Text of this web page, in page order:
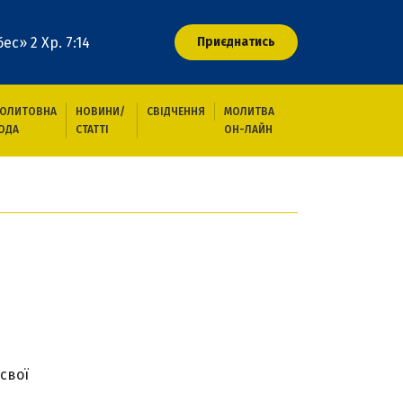
2 Хр. 7:14 Приєднатись
НОВИНИ/
СТАТТІ
СВІДЧЕННЯ
МОЛИТВА
ОН-ЛАЙН